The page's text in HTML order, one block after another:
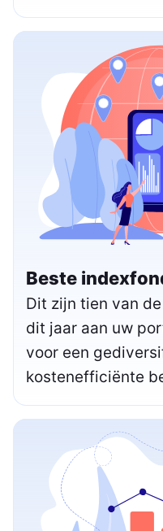
Beste
Dit zijn tien van
dit jaar aan uw
voor een
kostenefficiënte